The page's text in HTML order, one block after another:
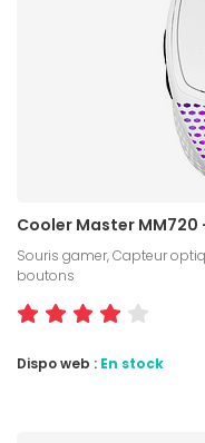
Cooler Master MM720
Souris gamer, Capteur
boutons
Dispo web : En stock